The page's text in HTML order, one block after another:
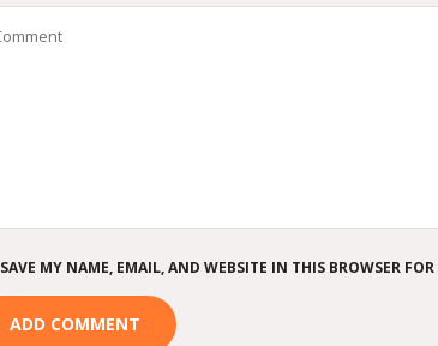
SAVE MY NAME, EMAIL, AND WEBSITE IN THIS BROWSER